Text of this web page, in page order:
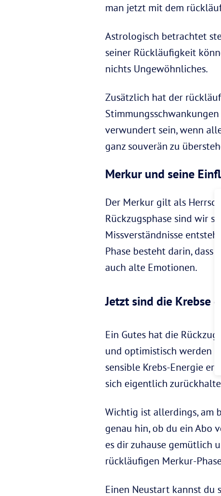
man jetzt mit dem
Astrologisch betrachtet
seiner Rückläufigkeit
nichts Ungewöhnliches.
Zusätzlich hat der
verwundert sein, wenn
ganz souverän zu
Merkur und seine
Der Merkur gilt als
Rückzugsphase sind wir
Missverständnisse
Phase besteht darin,
auch alte Emotionen.
Jetzt sind die Krebse
Ein Gutes hat die
und optimistisch werden
sensible Krebs-Energie
sich eigentlich
Wichtig ist allerdings, am
genau hin, ob du ein Abo
es dir zuhause gemütlich
rückläufigen Merkur-
Einen Neustart kannst du